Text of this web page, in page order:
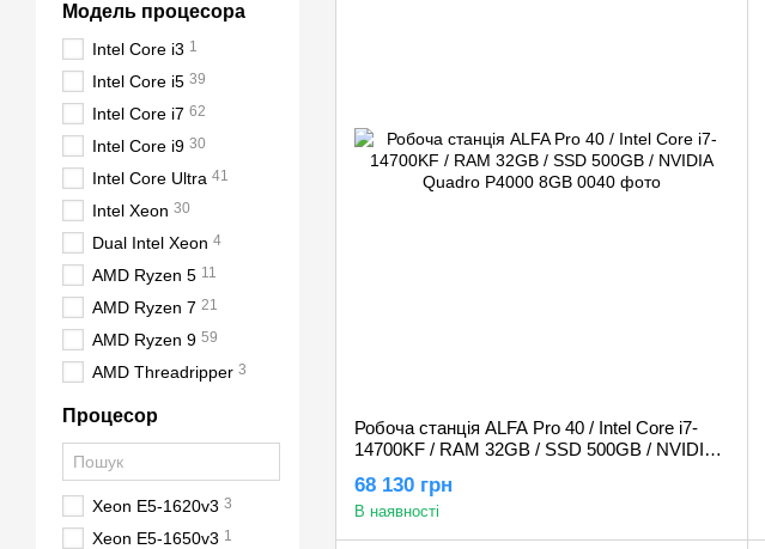
Робоча станція ALFA Pro 40 / Intel Core i7-
14700KF / RAM 32GB / SSD 500GB / NVIDIA
68 130 грн
В наявності
Модель процесора
Intel Core i3 1
Intel Core i5 39
Intel Core i7 62
Intel Core i9 30
Intel Core Ultra 41
Intel Xeon 30
Dual Intel Xeon 4
AMD Ryzen 5 11
AMD Ryzen 7 21
AMD Ryzen 9 59
AMD Threadripper 3
Процесор
Xeon E5-1620v3 3
Xeon E5-1650v3 1